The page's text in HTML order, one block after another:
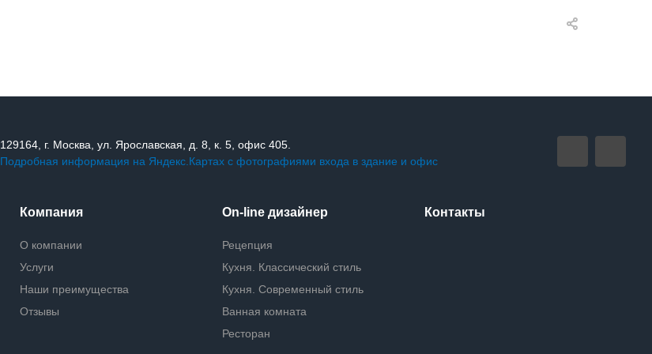
129164, г. Москва, ул. Ярославская, д. 8, к. 5, офис 405.
Подробная информация на Яндекс.Картах с фотографиями входа в здание и офис
Компания
О компании
Услуги
Наши преимущества
Отзывы
On-line дизайнер
Рецепция
Кухня. Классический стиль
Кухня. Современный стиль
Ванная комната
Ресторан
Контакты